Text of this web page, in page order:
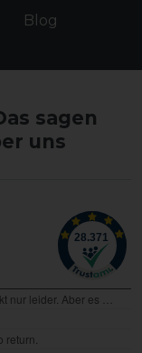
Blog
sagen
uns